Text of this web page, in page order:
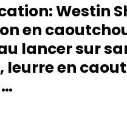
Westin
en
lancer sur
leurre en